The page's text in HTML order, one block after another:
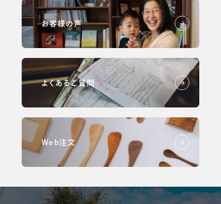
お客様の声
よくあるご質問
Web注文